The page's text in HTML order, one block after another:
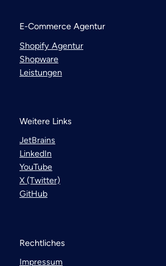
E-Commerce Agentur
Shopify Agentur
Shopware
Leistungen
Weitere Links
JetBrains
LinkedIn
YouTube
X (Twitter)
GitHub
Rechtliches
Impressum